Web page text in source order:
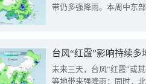
带仍多强降雨。本周中东
台风“红霞”影响持续
未来三天，台风“红霞”或
等地带来强降雨；同时，